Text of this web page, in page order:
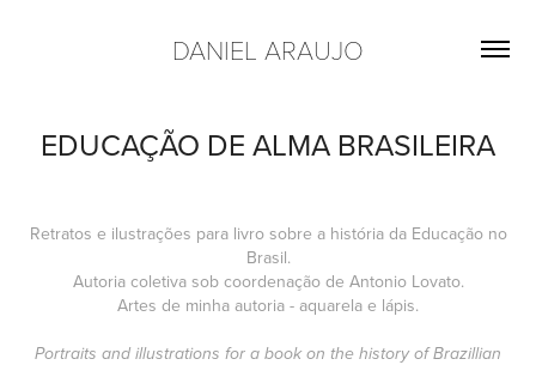
DANIEL ARAUJO
EDUCAÇÃO DE ALMA BRASILEIRA
Retratos e ilustrações para livro sobre a história da Educação no
Brasil.
Autoria coletiva sob coordenação de Antonio Lovato.
Artes de minha autoria - aquarela e lápis.
Portraits and illustrations for a book on the history of Brazillian